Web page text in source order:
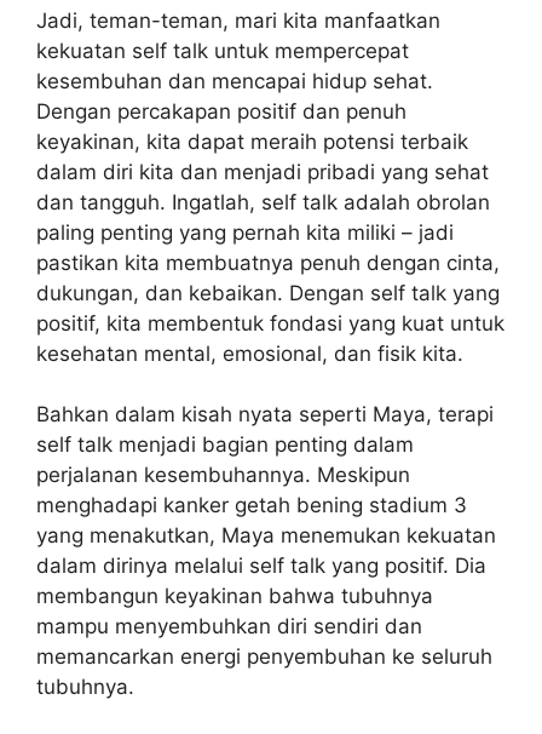
Jadi, teman-teman, mari kita manfaatkan
kekuatan self talk untuk mempercepat
kesembuhan dan mencapai hidup sehat.
Dengan percakapan positif dan penuh
keyakinan, kita dapat meraih potensi terbaik
dalam diri kita dan menjadi pribadi yang sehat
dan tangguh. Ingatlah, self talk adalah obrolan
paling penting yang pernah kita miliki – jadi
pastikan kita membuatnya penuh dengan cinta,
dukungan, dan kebaikan. Dengan self talk yang
positif, kita membentuk fondasi yang kuat untuk
kesehatan mental, emosional, dan fisik kita.
Bahkan dalam kisah nyata seperti Maya, terapi
self talk menjadi bagian penting dalam
perjalanan kesembuhannya. Meskipun
menghadapi kanker getah bening stadium 3
yang menakutkan, Maya menemukan kekuatan
dalam dirinya melalui self talk yang positif. Dia
membangun keyakinan bahwa tubuhnya
mampu menyembuhkan diri sendiri dan
memancarkan energi penyembuhan ke seluruh
tubuhnya.